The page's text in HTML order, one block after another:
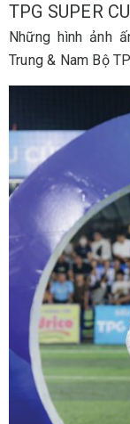
TPG SUPER
Những hình ảnh
Trung & Nam Bộ